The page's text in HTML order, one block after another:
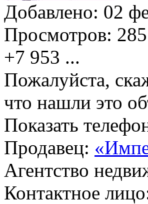
Добавлено: 02
Просмотров:
+7 953 ...
Пожалуйста,
что нашли это
Показать
Продавец:
Агентство
Контактное